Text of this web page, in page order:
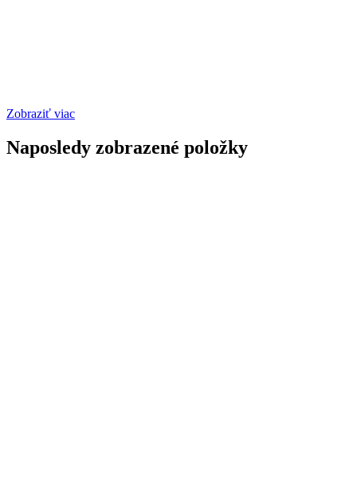
Zobraziť viac
Naposledy zobrazené položky